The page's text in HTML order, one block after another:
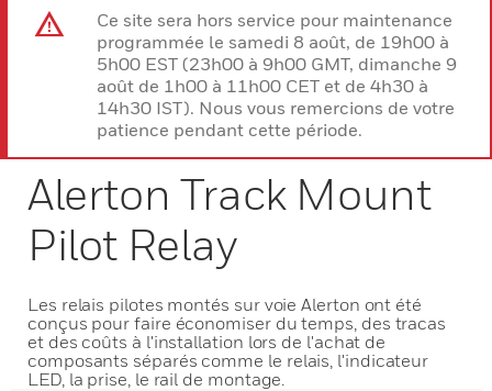
Ce site sera hors service pour maintenance
programmée le samedi 8 août, de 19h00 à
5h00 EST (23h00 à 9h00 GMT, dimanche 9
août de 1h00 à 11h00 CET et de 4h30 à
14h30 IST). Nous vous remercions de votre
patience pendant cette période.
Alerton Track Mount
Pilot Relay
Les relais pilotes montés sur voie Alerton ont été
conçus pour faire économiser du temps, des tracas
et des coûts à l'installation lors de l'achat de
composants séparés comme le relais, l'indicateur
LED, la prise, le rail de montage.